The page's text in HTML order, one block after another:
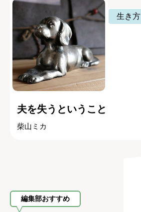
生き方
夫を失うということ
柴山ミカ
編集部おすすめ